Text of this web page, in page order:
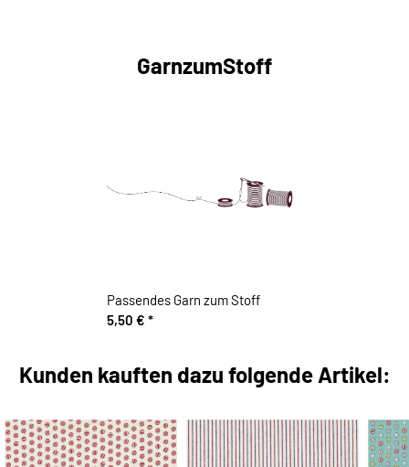
GarnzumStoff
Passendes Garn zum Stoff
5,50 € *
Kunden kauften dazu folgende Artikel: